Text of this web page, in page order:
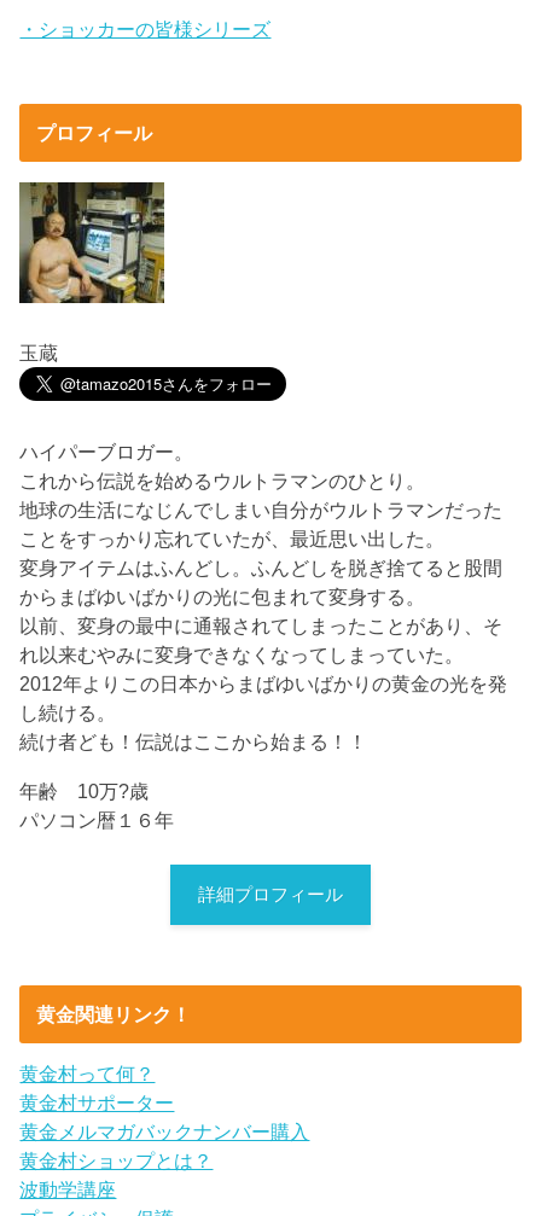
・ショッカーの皆様シリーズ
プロフィール
玉蔵
ハイパーブロガー。
これから伝説を始めるウルトラマンのひとり。
地球の生活になじんでしまい自分がウルトラマンだった
ことをすっかり忘れていたが、最近思い出した。
変身アイテムはふんどし。ふんどしを脱ぎ捨てると股間
からまばゆいばかりの光に包まれて変身する。
以前、変身の最中に通報されてしまったことがあり、そ
れ以来むやみに変身できなくなってしまっていた。
2012年よりこの日本からまばゆいばかりの黄金の光を発
し続ける。
続け者ども！伝説はここから始まる！！
年齢 10万?歳
パソコン暦１６年
詳細プロフィール
黄金関連リンク！
黄金村って何？
黄金村サポーター
黄金メルマガバックナンバー購入
黄金村ショップとは？
波動学講座